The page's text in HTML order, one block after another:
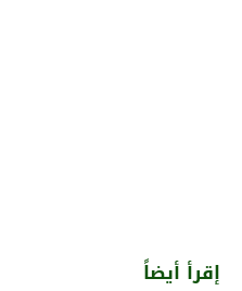
إقرأ أيضاً